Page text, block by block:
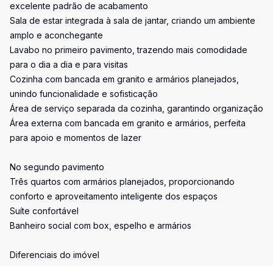
excelente padrão de acabamento
Sala de estar integrada à sala de jantar, criando um ambiente
amplo e aconchegante
Lavabo no primeiro pavimento, trazendo mais comodidade
para o dia a dia e para visitas
Cozinha com bancada em granito e armários planejados,
unindo funcionalidade e sofisticação
Área de serviço separada da cozinha, garantindo organização
Área externa com bancada em granito e armários, perfeita
para apoio e momentos de lazer
No segundo pavimento
Três quartos com armários planejados, proporcionando
conforto e aproveitamento inteligente dos espaços
Suíte confortável
Banheiro social com box, espelho e armários
Diferenciais do imóvel